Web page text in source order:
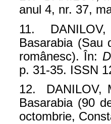
anul 4, nr. 37,
11. DANILOV,
Basarabia (Sau
românesc). În:
p. 31-35. ISSN
12. DANILOV,
Basarabia (90
octombrie,